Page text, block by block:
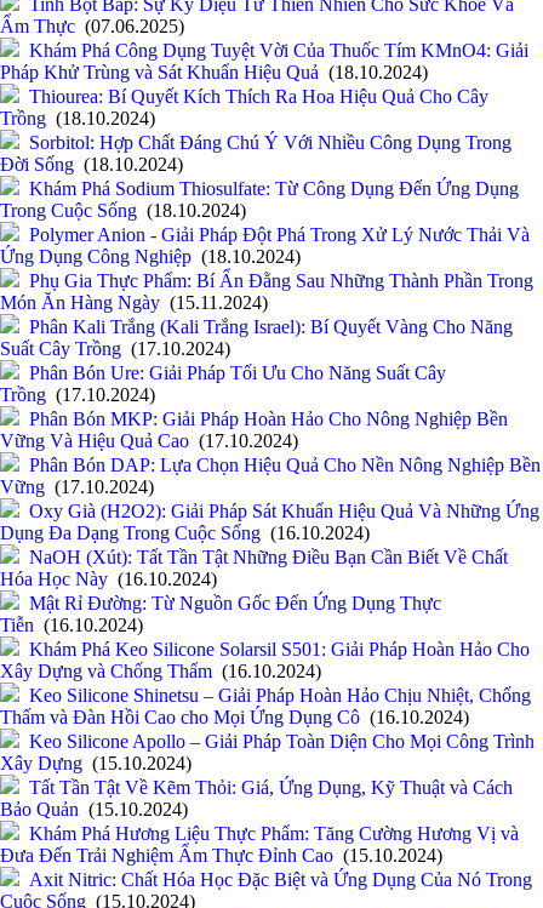
Tinh Bột Bắp: Sự Kỳ Diệu Từ Thiên Nhiên Cho Sức Khỏe Và
Ẩm Thực (07.06.2025)
Khám Phá Công Dụng Tuyệt Vời Của Thuốc Tím KMnO4: Giải
Pháp Khử Trùng và Sát Khuẩn Hiệu Quả (18.10.2024)
Thiourea: Bí Quyết Kích Thích Ra Hoa Hiệu Quả Cho Cây
Trồng (18.10.2024)
Sorbitol: Hợp Chất Đáng Chú Ý Với Nhiều Công Dụng Trong
Đời Sống (18.10.2024)
Khám Phá Sodium Thiosulfate: Từ Công Dụng Đến Ứng Dụng
Trong Cuộc Sống (18.10.2024)
Polymer Anion - Giải Pháp Đột Phá Trong Xử Lý Nước Thải Và
Ứng Dụng Công Nghiệp (18.10.2024)
Phụ Gia Thực Phẩm: Bí Ẩn Đằng Sau Những Thành Phần Trong
Món Ăn Hàng Ngày (15.11.2024)
Phân Kali Trắng (Kali Trắng Israel): Bí Quyết Vàng Cho Năng
Suất Cây Trồng (17.10.2024)
Phân Bón Ure: Giải Pháp Tối Ưu Cho Năng Suất Cây
Trồng (17.10.2024)
Phân Bón MKP: Giải Pháp Hoàn Hảo Cho Nông Nghiệp Bền
Vững Và Hiệu Quả Cao (17.10.2024)
Phân Bón DAP: Lựa Chọn Hiệu Quả Cho Nền Nông Nghiệp Bền
Vững (17.10.2024)
Oxy Già (H2O2): Giải Pháp Sát Khuẩn Hiệu Quả Và Những Ứng
Dụng Đa Dạng Trong Cuộc Sống (16.10.2024)
NaOH (Xút): Tất Tần Tật Những Điều Bạn Cần Biết Về Chất
Hóa Học Này (16.10.2024)
Mật Rỉ Đường: Từ Nguồn Gốc Đến Ứng Dụng Thực
Tiễn (16.10.2024)
Khám Phá Keo Silicone Solarsil S501: Giải Pháp Hoàn Hảo Cho
Xây Dựng và Chống Thấm (16.10.2024)
Keo Silicone Shinetsu – Giải Pháp Hoàn Hảo Chịu Nhiệt, Chống
Thấm và Đàn Hồi Cao cho Mọi Ứng Dụng Cô (16.10.2024)
Keo Silicone Apollo – Giải Pháp Toàn Diện Cho Mọi Công Trình
Xây Dựng (15.10.2024)
Tất Tần Tật Về Kẽm Thỏi: Giá, Ứng Dụng, Kỹ Thuật và Cách
Bảo Quản (15.10.2024)
Khám Phá Hương Liệu Thực Phẩm: Tăng Cường Hương Vị và
Đưa Đến Trải Nghiệm Ẩm Thực Đỉnh Cao (15.10.2024)
Axit Nitric: Chất Hóa Học Đặc Biệt và Ứng Dụng Của Nó Trong
Cuộc Sống (15.10.2024)